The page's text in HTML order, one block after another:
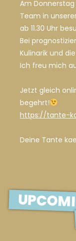
Am
Team in
ab 11.30 Uhr
Bei
Kulinarik und
Ich freu mich
Jetzt gleich
begehrt!
https://tante-
Deine Tante